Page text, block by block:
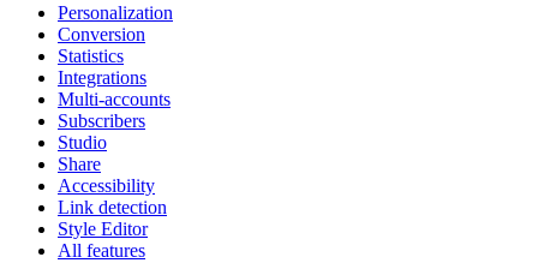
Personalization
Conversion
Statistics
Integrations
Multi-accounts
Subscribers
Studio
Share
Accessibility
Link detection
Style Editor
All features